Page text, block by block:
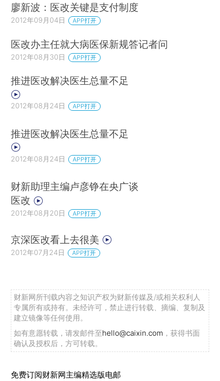
廖新波：医改关键是支付制度
2012年09月04日 APP打开
医改办主任就大病医保新规答记者问
2012年08月30日 APP打开
推进医改解决医生总量不足
2012年08月24日 APP打开
推进医改解决医生总量不足
2012年08月24日 APP打开
财新助理主编卢彦铮在央广谈
医改
2012年08月20日 APP打开
京深医改看上去很美
2012年07月24日 APP打开
财新网所刊载内容之知识产权为财新传媒及/或相关权利人
专属所有或持有。未经许可，禁止进行转载、摘编、复制及
建立镜像等任何使用。
如有意愿转载，请发邮件至hello@caixin.com ，获得书面
确认及授权后，方可转载。
免费订阅财新网主编精选版电邮